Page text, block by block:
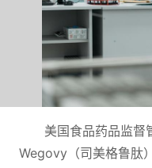
美国食品药品监督
Wegovy（司美格鲁肽